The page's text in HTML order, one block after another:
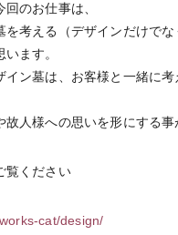
のお仕事は、
を考える（デザインだけでな
ます。
イン墓は、お客様と一緒に
人様への思いを形にする事
覧ください
cat/design/